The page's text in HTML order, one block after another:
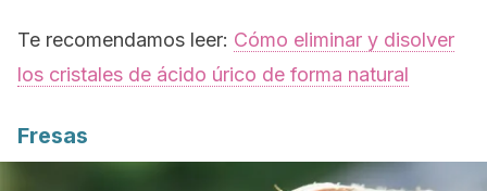
Te recomendamos leer: Cómo eliminar y disolver
los cristales de ácido úrico de forma natural
Fresas